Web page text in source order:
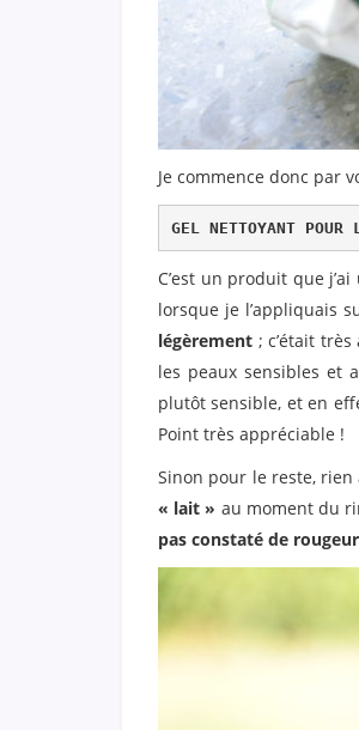
Je commence donc par
GEL NETTOYANT POUR
C’est un produit que
lorsque je l’appliquais
légèrement ; c’était
les peaux sensibles et
plutôt sensible, et en
Point très appréciable !
Sinon pour le reste,
« lait » au moment du
pas constaté de